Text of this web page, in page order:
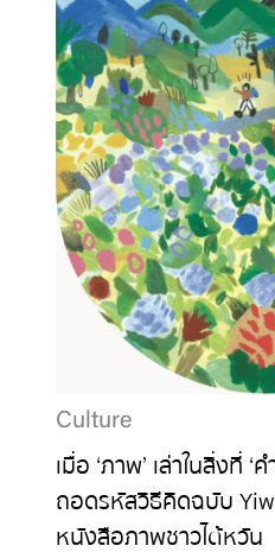
Culture
เมื่อ ‘ภาพ’ เล่าในสิ่งที่ ‘
ถอดรหัสวิธีคิดฉบับ
หนังสือภาพชาวไต้หวัน